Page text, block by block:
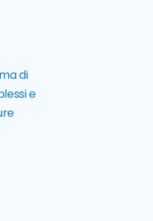
di
e